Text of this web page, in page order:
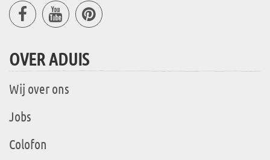
OVER ADUIS
Wij over ons
Jobs
Colofon